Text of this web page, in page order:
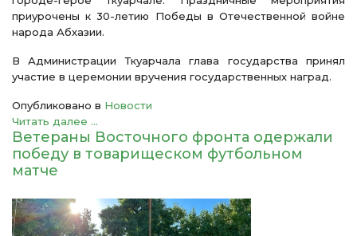
приурочены к 30-летию Победы в Отечественной войне
народа Абхазии.
В Администрации Ткуарчала глава государства принял
участие в церемонии вручения государственных наград.
Опубликовано в Новости
Читать далее ...
Ветераны Восточного фронта одержали
победу в товарищеском футбольном
матче